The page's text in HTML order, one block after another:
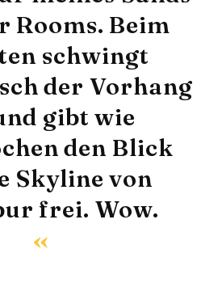
Rooms. Beim
schwingt
der Vorhang
gibt wie
den Blick
Skyline von
frei. Wow.